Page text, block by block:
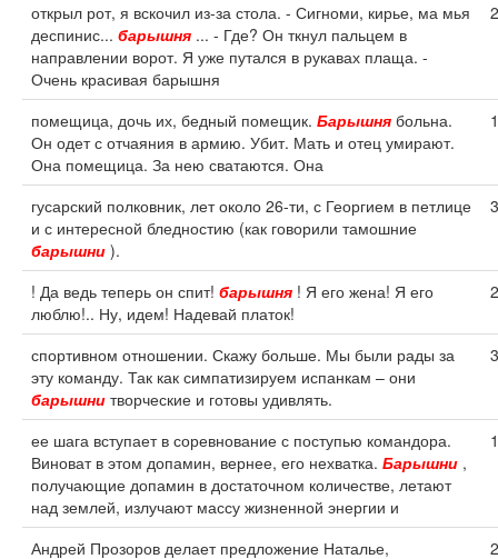
открыл рот, я вскочил из-за стола. - Сигноми, кирье, ма мья
деспинис... барышня ... - Где? Он ткнул пальцем в
направлении ворот. Я уже путался в рукавах плаща. -
Очень красивая барышня
2
помещица, дочь их, бедный помещик. Барышня больна.
Он одет с отчаяния в армию. Убит. Мать и отец умирают.
Она помещица. За нею сватаются. Она
1
гусарский полковник, лет около 26-ти, с Георгием в петлице
и с интересной бледностию (как говорили тамошние
барышни ).
3
! Да ведь теперь он спит! барышня ! Я его жена! Я его
люблю!.. Ну, идем! Надевай платок!
2
спортивном отношении. Скажу больше. Мы были рады за
эту команду. Так как симпатизируем испанкам – они
барышни творческие и готовы удивлять.
3
ее шага вступает в соревнование с поступью командора.
Виноват в этом допамин, вернее, его нехватка. Барышни ,
получающие допамин в достаточном количестве, летают
над землей, излучают массу жизненной энергии и
1
Андрей Прозоров делает предложение Наталье,
2